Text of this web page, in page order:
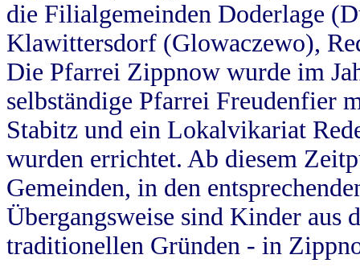
die Filialgemeinden Doderlage
Klawittersdorf (Glowaczewo),
Die Pfarrei Zippnow wurde im
selbständige Pfarrei Freudenfier
Stabitz und ein Lokalvikariat
wurden errichtet. Ab diesem
Gemeinden, in den
Übergangsweise sind Kinder aus
traditionellen Gründen - in